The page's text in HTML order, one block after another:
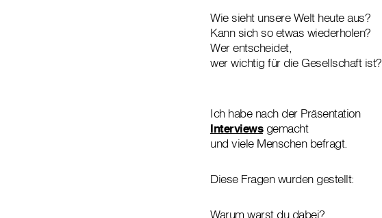
Wie sieht unsere Welt heute aus?
Kann sich so etwas wiederholen?
Wer entscheidet,
wer wichtig für die Gesellschaft ist?
Ich habe nach der Präsentation
Interviewsgemacht
und viele Menschen befragt.
Diese Fragen wurden gestellt:
Warum warst du dabei?